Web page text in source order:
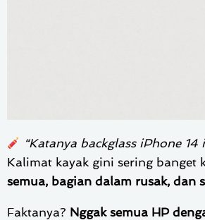
“Katanya backglass iPhone
Kalimat kayak gini sering
semua, bagian dalam rusak, dan
Faktanya? Nggak semua HP